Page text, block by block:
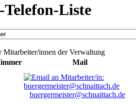
Liste
Mitarbeiter/innen der Verwaltung
Mail
buergermeister@schnaittach.de